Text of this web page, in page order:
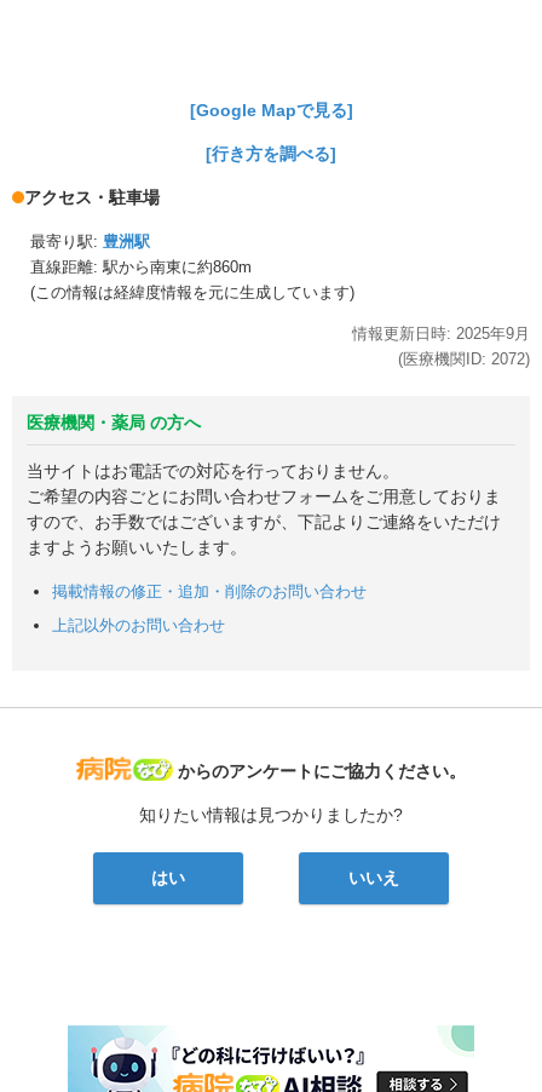
[Google Mapで見る]
[行き方を調べる]
アクセス・駐車場
最寄り駅: 豊洲駅
直線距離: 駅から南東に約860m
(この情報は経緯度情報を元に生成しています)
情報更新日時: 2025年9月
(医療機関ID: 2072)
医療機関・薬局 の方へ
当サイトはお電話での対応を行っておりません。
ご希望の内容ごとにお問い合わせフォームをご用意しておりま
すので、お手数ではございますが、下記よりご連絡をいただけ
ますようお願いいたします。
掲載情報の修正・追加・削除のお問い合わせ
上記以外のお問い合わせ
病院なび
からのアンケートにご協力ください。
知りたい情報は見つかりましたか?
はい いいえ